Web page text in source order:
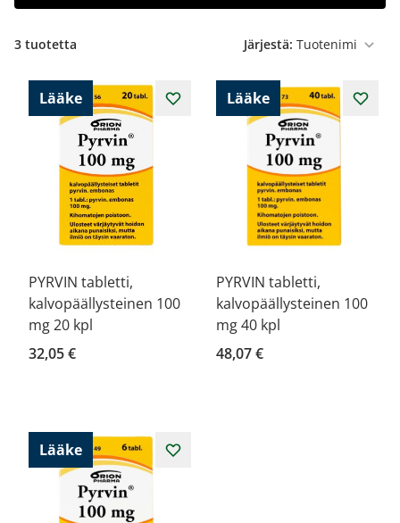
3 tuotetta Järjestä:
Lääke
PYRVIN tabletti,
kalvopäällysteinen 100
mg 20 kpl
32,05 €
Lääke
PYRVIN tabletti,
kalvopäällysteinen 100
mg 40 kpl
48,07 €
Lääke